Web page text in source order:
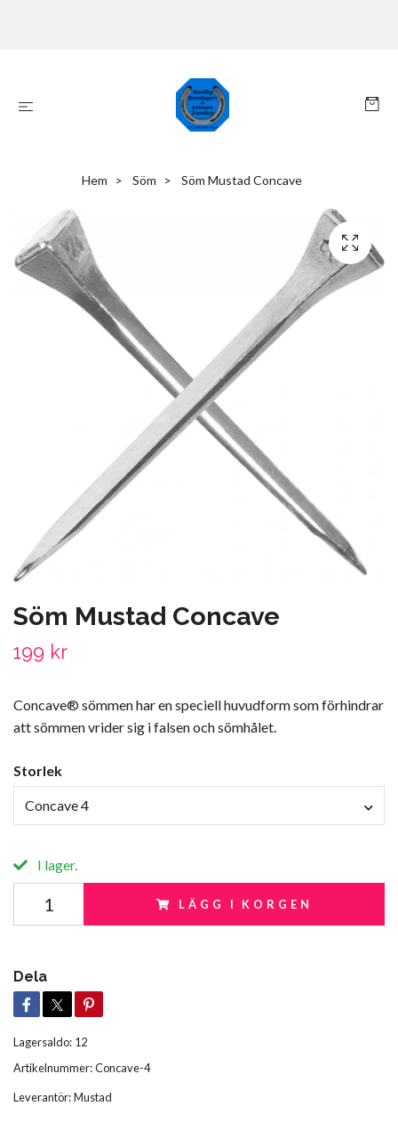
Hem Söm Söm Mustad Concave
Söm Mustad Concave
199 kr
Concave® sömmen har en speciell huvudform som förhindrar
att sömmen vrider sig i falsen och sömhålet.
Storlek
Concave 4
I lager.
LÄGG I KORGEN
Dela
Lagersaldo: 12
Artikelnummer:Concave-4
Leverantör:Mustad